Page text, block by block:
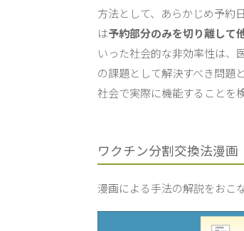
方法として、あらかじめ予約
は予約部分のみを切り離して
いった社会的な非効率性は、
の課題として解決すべき問題
社会で実際に機能することを
ワクチン分割交換法漫画
漫画による手法の解説をおこ